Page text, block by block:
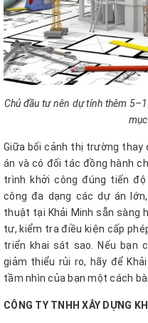
Chủ đầu tư nên dự tính thêm
Giữa bối cảnh thị trường thay
án và có đối tác đồng hành
trình khởi công đúng tiến
công đa dạng các dự án
thuật tại Khải Minh sẵn sàng
tư, kiểm tra điều kiện cấp
triển khai sát sao. Nếu bạn
giảm thiểu rủi ro, hãy để
tầm nhìn của bạn một cách
CÔNG TY TNHH XÂY DỰNG